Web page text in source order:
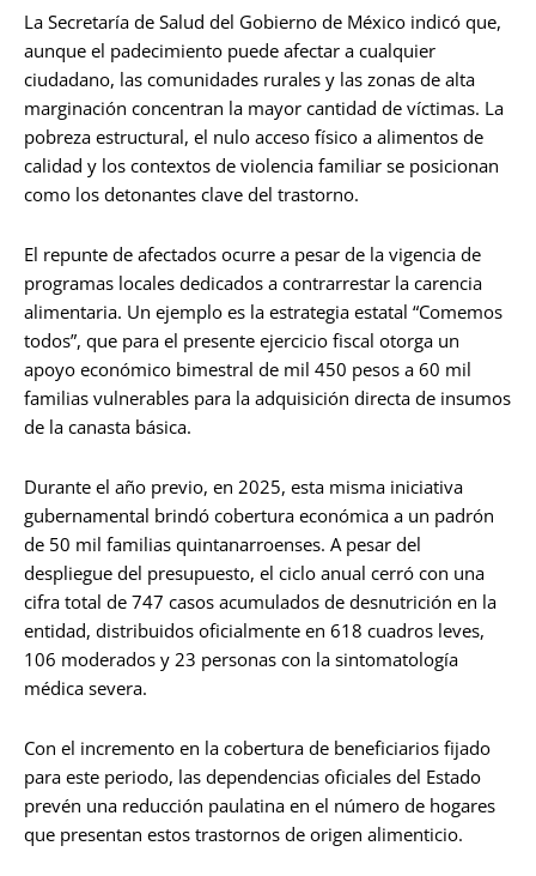
La Secretaría de Salud del Gobierno de México indicó que,
aunque el padecimiento puede afectar a cualquier
ciudadano, las comunidades rurales y las zonas de alta
marginación concentran la mayor cantidad de víctimas. La
pobreza estructural, el nulo acceso físico a alimentos de
calidad y los contextos de violencia familiar se posicionan
como los detonantes clave del trastorno.
El repunte de afectados ocurre a pesar de la vigencia de
programas locales dedicados a contrarrestar la carencia
alimentaria. Un ejemplo es la estrategia estatal “Comemos
todos”, que para el presente ejercicio fiscal otorga un
apoyo económico bimestral de mil 450 pesos a 60 mil
familias vulnerables para la adquisición directa de insumos
de la canasta básica.
Durante el año previo, en 2025, esta misma iniciativa
gubernamental brindó cobertura económica a un padrón
de 50 mil familias quintanarroenses. A pesar del
despliegue del presupuesto, el ciclo anual cerró con una
cifra total de 747 casos acumulados de desnutrición en la
entidad, distribuidos oficialmente en 618 cuadros leves,
106 moderados y 23 personas con la sintomatología
médica severa.
Con el incremento en la cobertura de beneficiarios fijado
para este periodo, las dependencias oficiales del Estado
prevén una reducción paulatina en el número de hogares
que presentan estos trastornos de origen alimenticio.